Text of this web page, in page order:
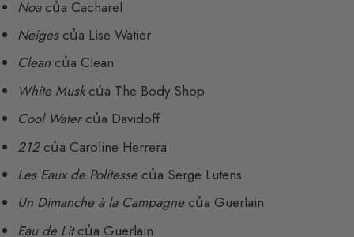
Noacủa Cacharel
Neigescủa Lise Watier
Clean của Clean
White Muskcủa The Body Shop
Cool Watercủa Davidoff
212của Caroline Herrera
Les Eaux de Politessecủa Serge Lutens
Un Dimanche à la Campagnecủa Guerlain
Eau de Litcủa Guerlain